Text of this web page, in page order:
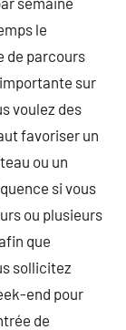
le
de parcours
sur
voulez des
favoriser un
ou un
si vous
ou plusieurs
que
sollicitez
end pour
de